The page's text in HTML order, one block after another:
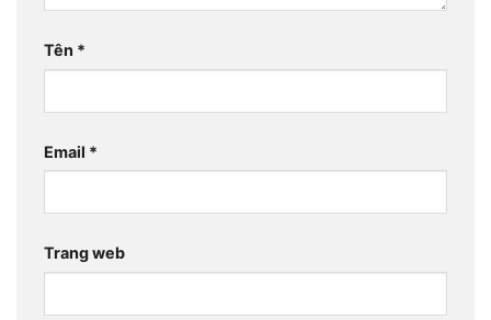
Tên *
Email *
Trang web